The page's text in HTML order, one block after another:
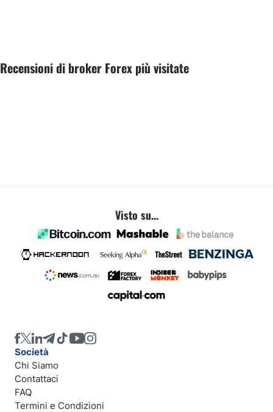
Recensioni di broker Forex più visitate
Visto su...
Società
Chi Siamo
Contattaci
FAQ
Termini e Condizioni